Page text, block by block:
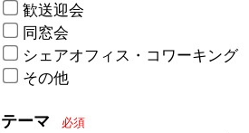
歓送迎会
同窓会
シェアオフィス・コワーキング
その他
テーマ 必須